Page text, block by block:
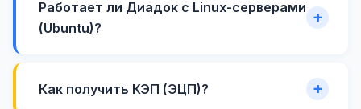
Работает ли Диадок с Linux-серверами
(Ubuntu)?
Как получить КЭП (ЭЦП)?